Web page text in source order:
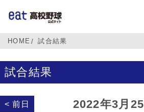
HOME 試合結果
試合結果
< 前日 2022年3月25